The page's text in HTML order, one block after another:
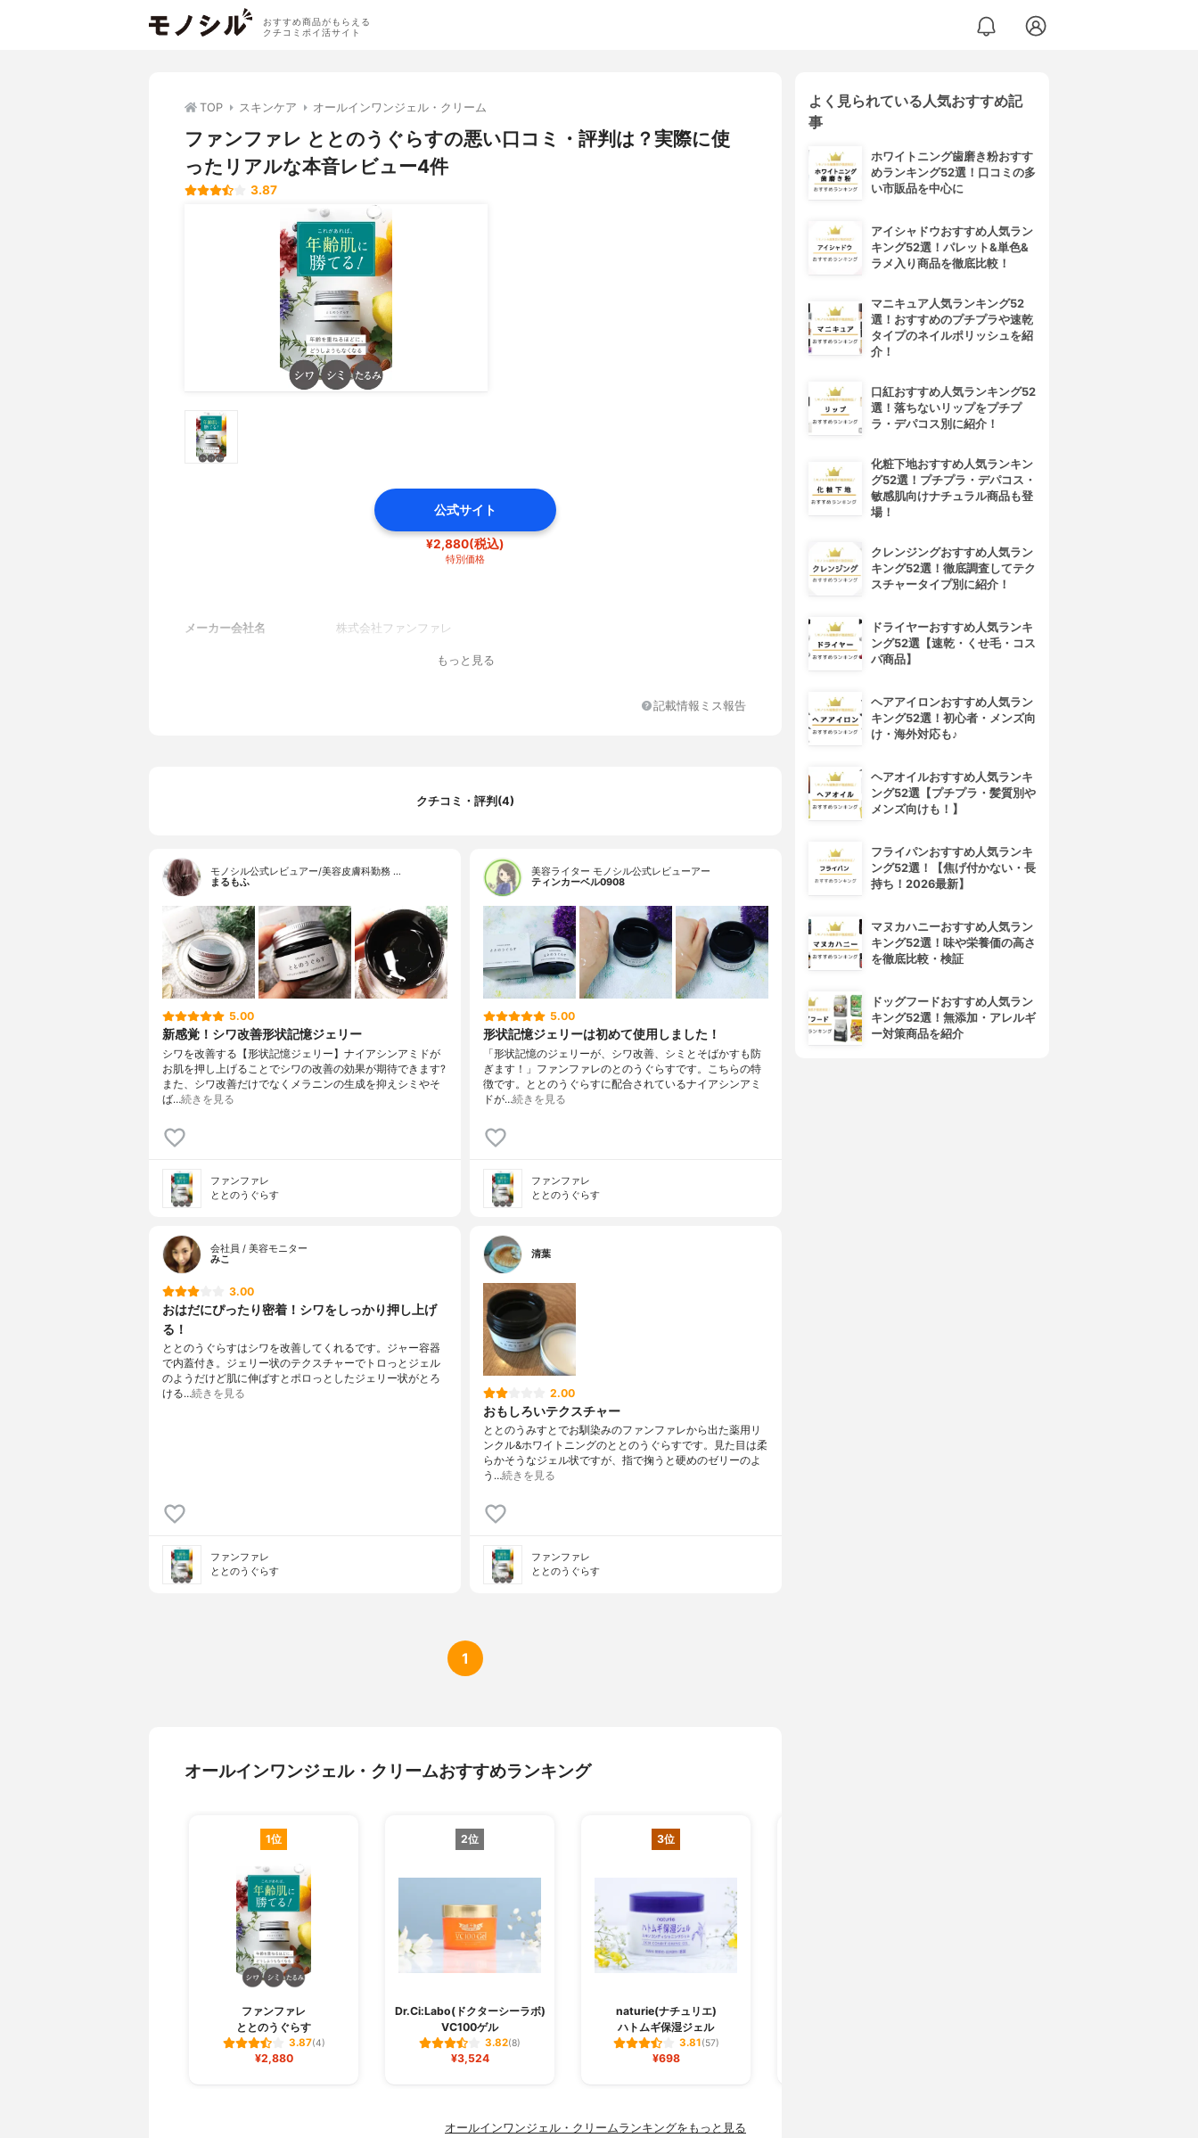
おすすめ商品がもらえる
クチコミポイ活サイト
TOP スキンケア オールインワンジェル・クリーム
ファンファレ ととのうぐらすの悪い口コミ・評判は？実際に使
ったリアルな本音レビュー4件
3.87
公式サイト
¥2,880(税込)
特別価格
メーカー会社名 株式会社ファンファレ
もっと見る
記載情報ミス報告
クチコミ・評判(4)
モノシル公式レビュアー/美容皮膚科勤務 …
まるもふ
5.00
新感覚！シワ改善形状記憶ジェリー
シワを改善する【形状記憶ジェリー】ナイアシンアミドが
お肌を押し上げることでシワの改善の効果が期待できます?
また、シワ改善だけでなくメラニンの生成を抑えシミやそ
ば…続きを見る
ファンファレ
ととのうぐらす
美容ライター モノシル公式レビューアー
ティンカーベル0908
5.00
形状記憶ジェリーは初めて使用しました！
「形状記憶のジェリーが、シワ改善、シミとそばかすも防
ぎます！」ファンファレのとのうぐらすです。こちらの特
徴です。ととのうぐらすに配合されているナイアシンアミ
ドが…続きを見る
ファンファレ
ととのうぐらす
会社員 / 美容モニター
みこ
3.00
おはだにぴったり密着！シワをしっかり押し上げ
る！
ととのうぐらすはシワを改善してくれるです。ジャー容器
で内蓋付き。ジェリー状のテクスチャーでトロっとジェル
のようだけど肌に伸ばすとポロっとしたジェリー状がとろ
ける…続きを見る
ファンファレ
ととのうぐらす
清葉
2.00
おもしろいテクスチャー
ととのうみすとでお馴染みのファンファレから出た薬用リ
ンクル&ホワイトニングのととのうぐらすです。見た目は柔
らかそうなジェル状ですが、指で掬うと硬めのゼリーのよ
う…続きを見る
ファンファレ
ととのうぐらす
1
オールインワンジェル・クリームおすすめランキング
1位
ファンファレ
ととのうぐらす
3.87(4)
¥2,880
2位
Dr.Ci:Labo(ドクターシーラボ)
VC100ゲル
3.82(8)
¥3,524
3位
naturie(ナチュリエ)
ハトムギ保湿ジェル
3.81(57)
¥698
オールインワンジェル・クリームランキングをもっと見る
よく見られている人気おすすめ記
事
ホワイトニング歯磨き粉おすす
めランキング52選！口コミの多
い市販品を中心に
アイシャドウおすすめ人気ラン
キング52選！パレット&単色&
ラメ入り商品を徹底比較！
マニキュア人気ランキング52
選！おすすめのプチプラや速乾
タイプのネイルポリッシュを紹
介！
口紅おすすめ人気ランキング52
選！落ちないリップをプチプ
ラ・デパコス別に紹介！
化粧下地おすすめ人気ランキン
グ52選！プチプラ・デパコス・
敏感肌向けナチュラル商品も登
場！
クレンジングおすすめ人気ラン
キング52選！徹底調査してテク
スチャータイプ別に紹介！
ドライヤーおすすめ人気ランキ
ング52選【速乾・くせ毛・コス
パ商品】
ヘアアイロンおすすめ人気ラン
キング52選！初心者・メンズ向
け・海外対応も♪
ヘアオイルおすすめ人気ランキ
ング52選【プチプラ・髪質別や
メンズ向けも！】
フライパンおすすめ人気ランキ
ング52選！【焦げ付かない・長
持ち！2026最新】
マヌカハニーおすすめ人気ラン
キング52選！味や栄養価の高さ
を徹底比較・検証
ドッグフードおすすめ人気ラン
キング52選！無添加・アレルギ
ー対策商品を紹介